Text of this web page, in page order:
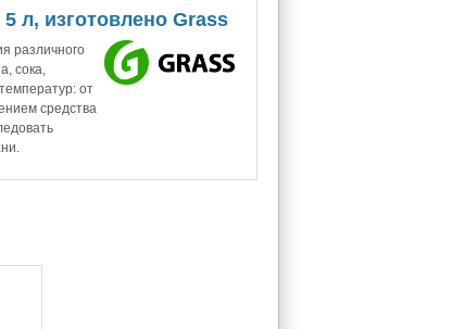
л, изготовлено Grass
различного
сока,
от
средства